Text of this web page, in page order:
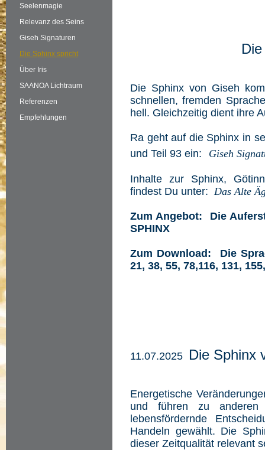
Seelenmagie
Relevanz des Seins
Giseh Signaturen
Die Sphinx spricht
Über Iris
SAANOA Lichtraum
Referenzen
Empfehlungen
Die
Die Sphinx von Giseh
schnellen, fremden
hell. Gleichzeitig dient ihre
Ra geht auf die Sphinx in
und Teil 93 ein:
Giseh
Inhalte zur Sphinx,
findest Du unter: Das Alte
Zum Angebot: Die
SPHINX
Zum Download: Die
21, 38, 55, 78,116, 131,
11.07.2025 Die Sphinx
Energetische
und führen zu anderen
lebensfördernde
Handeln gewählt. Die
dieser Zeitqualität relevant